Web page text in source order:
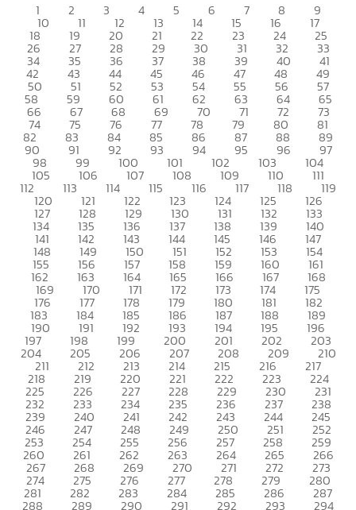
1 2 3 4 5 6 7 8 9
10 11 12 13 14 15 16 17
18 19 20 21 22 23 24 25
26 27 28 29 30 31 32 33
34 35 36 37 38 39 40 41
42 43 44 45 46 47 48 49
50 51 52 53 54 55 56 57
58 59 60 61 62 63 64 65
66 67 68 69 70 71 72 73
74 75 76 77 78 79 80 81
82 83 84 85 86 87 88 89
90 91 92 93 94 95 96 97
98 99 100 101 102 103 104
105 106 107 108 109 110 111
112 113 114 115 116 117 118 119
120 121 122 123 124 125 126
127 128 129 130 131 132 133
134 135 136 137 138 139 140
141 142 143 144 145 146 147
148 149 150 151 152 153 154
155 156 157 158 159 160 161
162 163 164 165 166 167 168
169 170 171 172 173 174 175
176 177 178 179 180 181 182
183 184 185 186 187 188 189
190 191 192 193 194 195 196
197 198 199 200 201 202 203
204 205 206 207 208 209 210
211 212 213 214 215 216 217
218 219 220 221 222 223 224
225 226 227 228 229 230 231
232 233 234 235 236 237 238
239 240 241 242 243 244 245
246 247 248 249 250 251 252
253 254 255 256 257 258 259
260 261 262 263 264 265 266
267 268 269 270 271 272 273
274 275 276 277 278 279 280
281 282 283 284 285 286 287
288 289 290 291 292 293 294